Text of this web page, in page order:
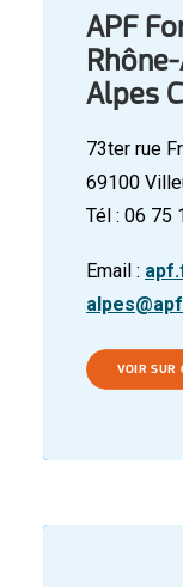
APF
Alpes
73ter rue
69100
Tél : 06 75
Email :
VOIR SUR